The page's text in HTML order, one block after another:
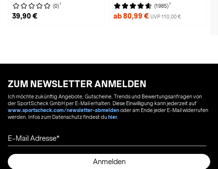
(0) 1
39,90 €
(1985) 1
ab 80,99 € UVP 110,00 €
ZUM NEWSLETTER ANMELDEN
Ich möchte zukünftig Angebote, Gutscheine, Trends und Bewertungsanfragen von
der SportScheck GmbH per E-Mail erhalten. Diese Einwilligung kann jederzeit auf
www.sportscheck.com/newsletter-abmeldenoder am Ende jeder E-Mail widerrufen
werden. Infos zum Datenschutz findest duhier
E-Mail Adresse
Anmelden